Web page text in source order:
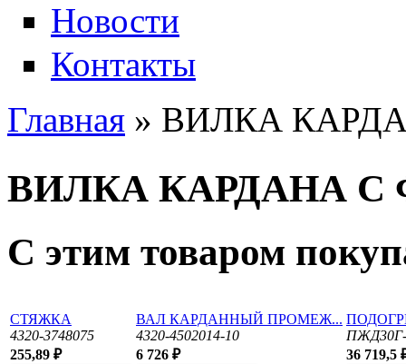
Новости
Контакты
Вы здесь
Главная » ВИЛКА
ВИЛКА КАРДАНА
С этим товаром
СТЯЖКА
4320-3748075
255,89 ₽
ВАЛ КАРДАННЫЙ ПРОМЕЖ...
4320-4502014-10
6 726 ₽
ПЖД30Г-
36 719,5